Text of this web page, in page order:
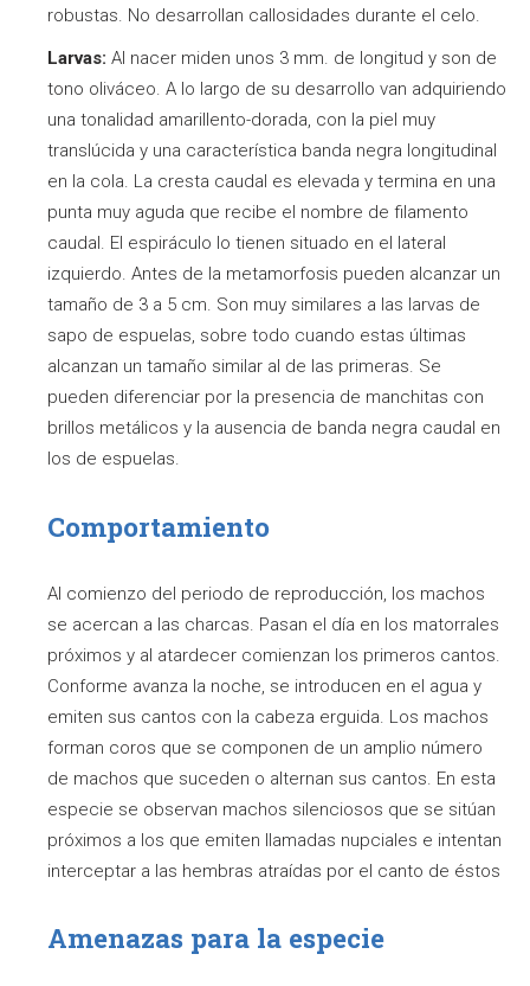
robustas. No desarrollan callosidades durante el celo.
Larvas: Al nacer miden unos 3 mm. de longitud y son de
tono oliváceo. A lo largo de su desarrollo van adquiriendo
una tonalidad amarillento-dorada, con la piel muy
translúcida y una característica banda negra longitudinal
en la cola. La cresta caudal es elevada y termina en una
punta muy aguda que recibe el nombre de filamento
caudal. El espiráculo lo tienen situado en el lateral
izquierdo. Antes de la metamorfosis pueden alcanzar un
tamaño de 3 a 5 cm. Son muy similares a las larvas de
sapo de espuelas, sobre todo cuando estas últimas
alcanzan un tamaño similar al de las primeras. Se
pueden diferenciar por la presencia de manchitas con
brillos metálicos y la ausencia de banda negra caudal en
los de espuelas.
Comportamiento
Al comienzo del periodo de reproducción, los machos
se acercan a las charcas. Pasan el día en los matorrales
próximos y al atardecer comienzan los primeros cantos.
Conforme avanza la noche, se introducen en el agua y
emiten sus cantos con la cabeza erguida. Los machos
forman coros que se componen de un amplio número
de machos que suceden o alternan sus cantos. En esta
especie se observan machos silenciosos que se sitúan
próximos a los que emiten llamadas nupciales e intentan
interceptar a las hembras atraídas por el canto de éstos
Amenazas para la especie